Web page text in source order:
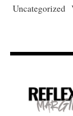
Uncategorized